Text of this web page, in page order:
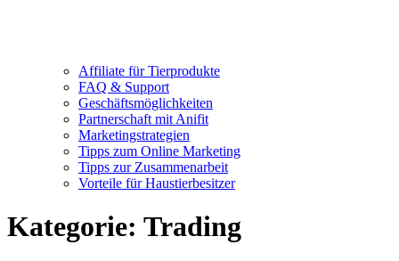
Affiliate für Tierprodukte
FAQ & Support
Geschäftsmöglichkeiten
Partnerschaft mit Anifit
Marketingstrategien
Tipps zum Online Marketing
Tipps zur Zusammenarbeit
Vorteile für Haustierbesitzer
Kategorie: Trading